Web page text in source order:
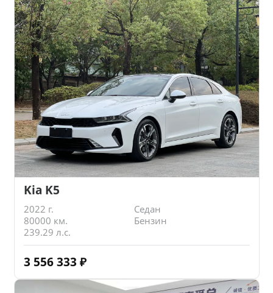
Kia K5
2022 г.
Седан
80000 км.
Бензин
239.29 л.с.
3 556 333 ₽